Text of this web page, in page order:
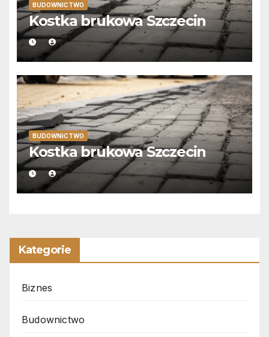
BUDOWNICTWO
Kostka brukowa Szczecin
BUDOWNICTWO
Kostka brukowa Szczecin
Kategorie
Biznes
Budownictwo